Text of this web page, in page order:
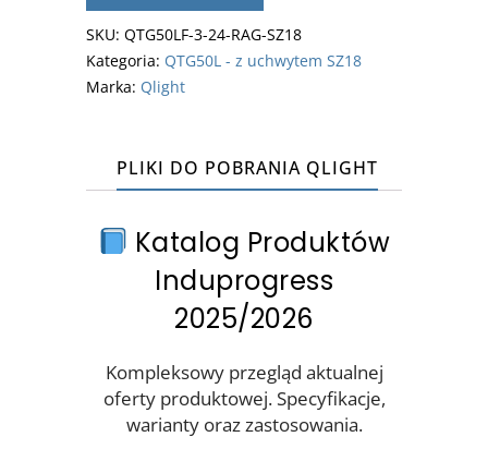
SKU: QTG50LF-3-24-RAG-SZ18
Kategoria: QTG50L - z uchwytem SZ18
Marka: Qlight
PLIKI DO POBRANIA QLIGHT
Katalog Produktów
Induprogress
2025/2026
Kompleksowy przegląd aktualnej
oferty produktowej. Specyfikacje,
warianty oraz zastosowania.